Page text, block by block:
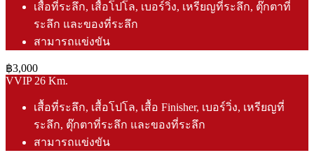
เสื้อที่ระลึก, เสื้อโปโล, เบอร์วิ่ง, เหรียญที่ระลึก, ตุ๊กตาที่
ระลึก และของที่ระลึก
สามารถแข่งขัน
฿3,000
VVIP 26 Km.
เสื้อที่ระลึก, เสื้อโปโล, เสื้อ Finisher, เบอร์วิ่ง, เหรียญที่
ระลึก, ตุ๊กตาที่ระลึก และของที่ระลึก
สามารถแข่งขัน